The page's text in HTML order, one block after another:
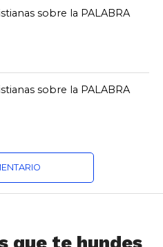
sobre la PALABRA
sobre la PALABRA